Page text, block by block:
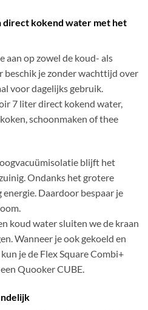
kokend water met het
aan op zowel de koud- als
je zonder wachttijd over
voor dagelijks gebruik.
7 liter direct kokend water,
schoonmaken of thee
blijft het
Ondanks het grotere
Daardoor bespaar je
koud water sluiten we de kraan
Wanneer je ook gekoeld en
je de Flex Square Combi+
Quooker CUBE.